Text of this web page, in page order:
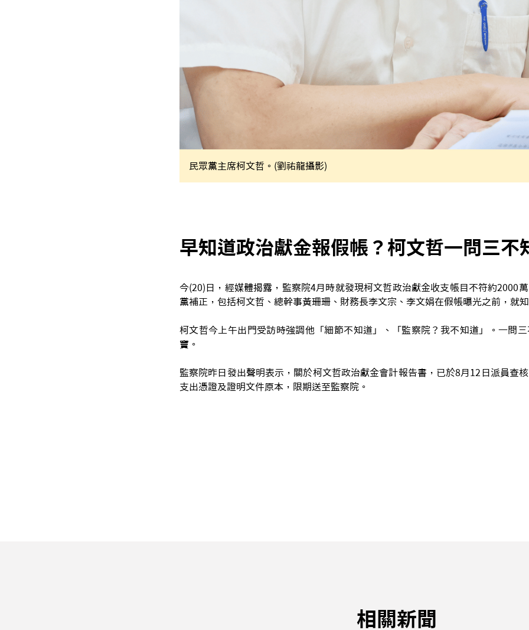
民眾黨主席柯文哲。(劉祐龍攝影)
早知道政治獻金報假帳？柯文哲一問三不
今(20)日，經媒體揭露，監察院4月時就發現柯文哲政治獻金收支帳目不符約2000
黨補正，包括柯文哲、總幹事黃珊珊、財務長李文宗、李文娟在假帳曝光之前，就
柯文哲今上午出門受訪時強調他「細節不知道」、「監察院？我不知道」。一問
竇。
監察院昨日發出聲明表示，關於柯文哲政治獻金會計報告書，已於8月12日派員查
支出憑證及證明文件原本，限期送至監察院。
相關新聞